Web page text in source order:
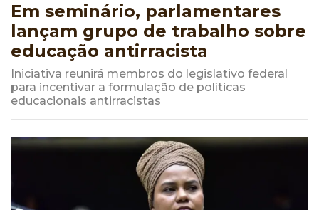
Em seminário, parlamentares
lançam grupo de trabalho sobre
educação antirracista
Iniciativa reunirá membros do legislativo federal
para incentivar a formulação de políticas
educacionais antirracistas